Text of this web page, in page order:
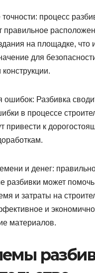
процесс
правильное
на площадке, что
для
конструкции.
ошибок: Разбивка
в процессе
привести к
и денег:
разбивки может помочь
и затраты на
и
материалов.